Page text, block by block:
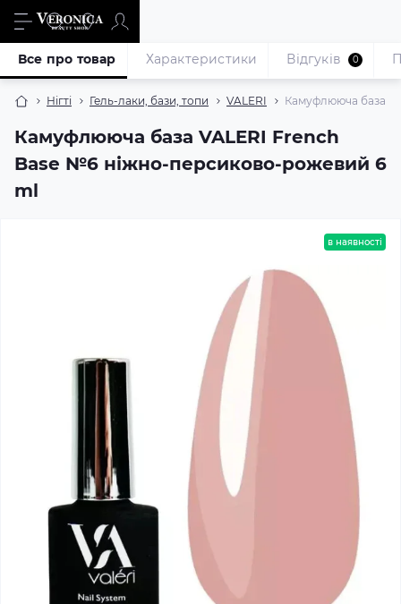
Нігті Гель-лаки, бази, топи VALERI Камуфлююча база
Камуфлююча база VALERI French
Base №6 ніжно-персиково-рожевий 6
ml
Все про товар Характеристики Відгуків 0
в наявності